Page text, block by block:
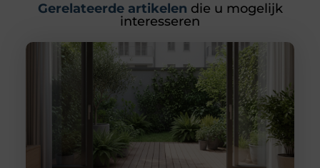
Gerelateerde artikelen die u mogelijk
interesseren